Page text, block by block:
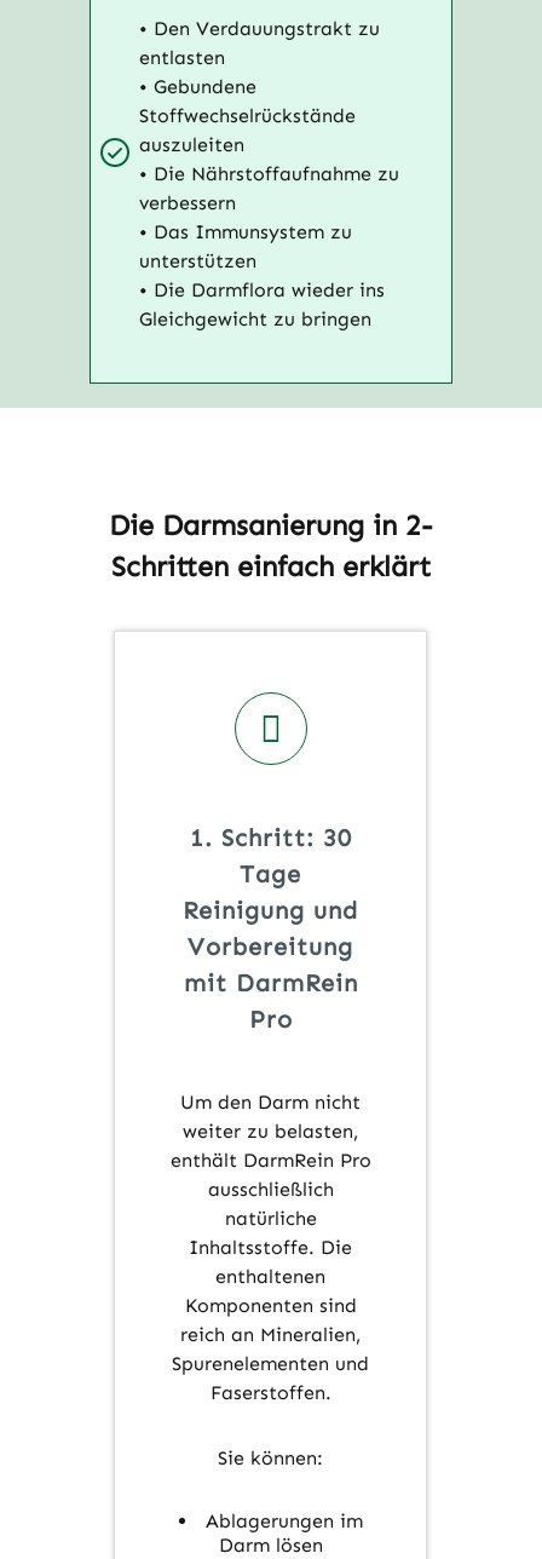
• Den Verdauungstrakt zu
entlasten
• Gebundene
Stoffwechselrückstände
auszuleiten
• Die Nährstoffaufnahme zu
verbessern
• Das Immunsystem zu
unterstützen
• Die Darmflora wieder ins
Gleichgewicht zu bringen
Die Darmsanierung in 2-
Schritten einfach erklärt
1. Schritt: 30
Tage
Reinigung und
Vorbereitung
mit DarmRein
Pro
Um den Darm nicht
weiter zu belasten,
enthält DarmRein Pro
ausschließlich
natürliche
Inhaltsstoffe. Die
enthaltenen
Komponenten sind
reich an Mineralien,
Spurenelementen und
Faserstoffen.
Sie können:
Ablagerungen im
Darm lösen